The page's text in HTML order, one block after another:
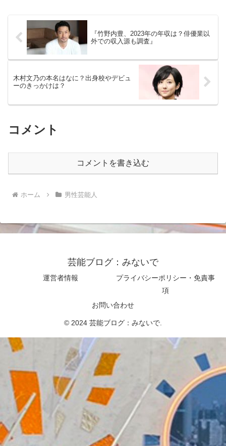
『竹野内豊、2023年の年収は？俳優業以
外での収入源も調査』
木村文乃の本名はなに？出身校やデビュ
ーのきっかけは？
コメント
コメントを書き込む
ホーム 男性芸能人
芸能ブログ：みないで
運営者情報
プライバシーポリシー・免責事
項
お問い合わせ
© 2024 芸能ブログ：みないで.